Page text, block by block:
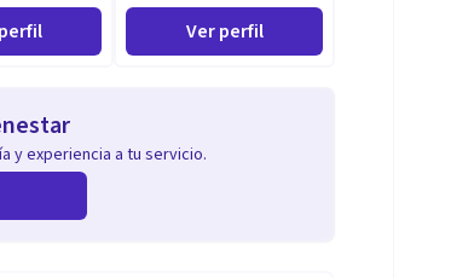
Ver perfil
y experiencia a tu servicio.